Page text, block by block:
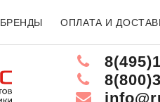
БРЕНДЫ ОПЛАТА И